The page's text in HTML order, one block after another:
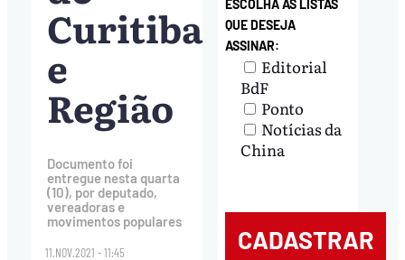
Curitiba
e
Região
Documento foi
entregue nesta quarta
(10), por deputado,
vereadoras e
movimentos populares
11.NOV.2021 - 11:45
ESCOLHA AS LISTAS
QUE DESEJA
ASSINAR:
Editorial
BdF
Ponto
Notícias da
China